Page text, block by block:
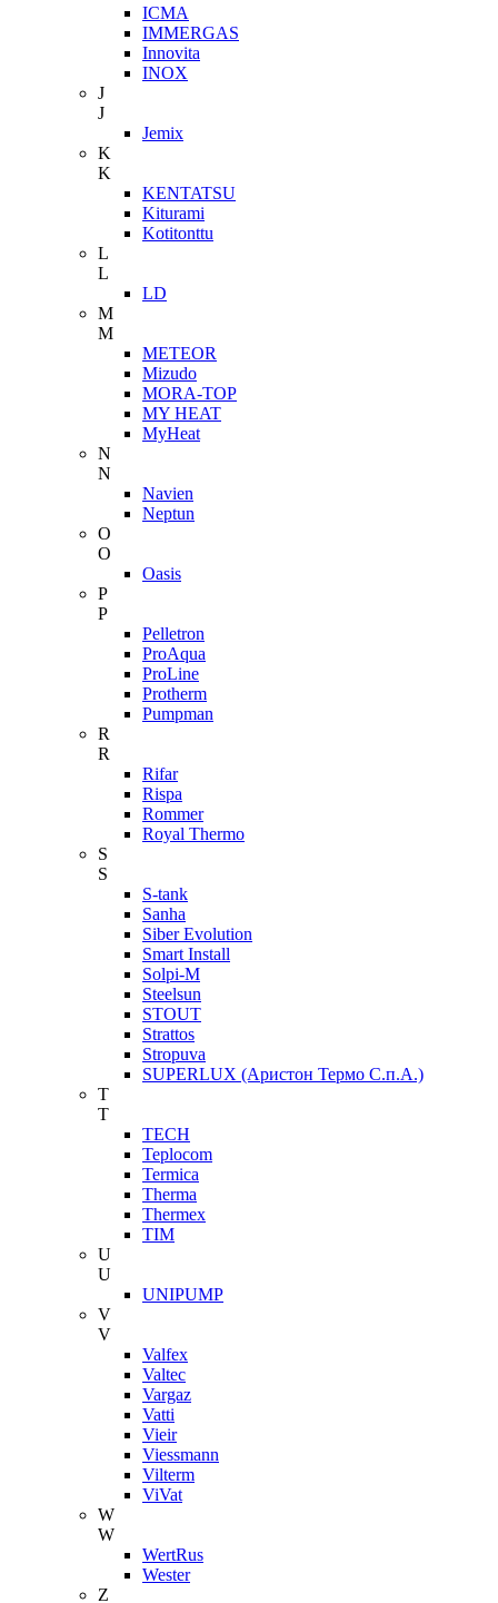
ICMA
IMMERGAS
Innovita
INOX
J
J
Jemix
K
K
KENTATSU
Kiturami
Kotitonttu
L
L
LD
M
M
METEOR
Mizudo
MORA-TOP
MY HEAT
MyHeat
N
N
Navien
Neptun
O
O
Oasis
P
P
Pelletron
ProAqua
ProLine
Protherm
Pumpman
R
R
Rifar
Rispa
Rommer
Royal Thermo
S
S
S-tank
Sanha
Siber Evolution
Smart Install
Solpi-M
Steelsun
STOUT
Strattos
Stropuva
SUPERLUX (Аристон Термо С.п.А.)
T
T
TECH
Teplocom
Termica
Therma
Thermex
TIM
U
U
UNIPUMP
V
V
Valfex
Valtec
Vargaz
Vatti
Vieir
Viessmann
Vilterm
ViVat
W
W
WertRus
Wester
Z